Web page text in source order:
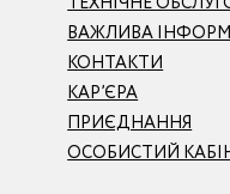
ВАЖЛИВА
КОНТАКТИ
КАР’ЄРА
ПРИЄДНАННЯ
ОСОБИСТИЙ